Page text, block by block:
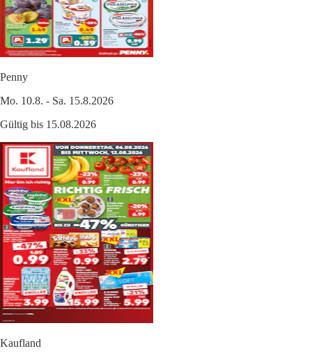
Penny
Mo. 10.8. - Sa. 15.8.2026
Gültig bis 15.08.2026
Kaufland